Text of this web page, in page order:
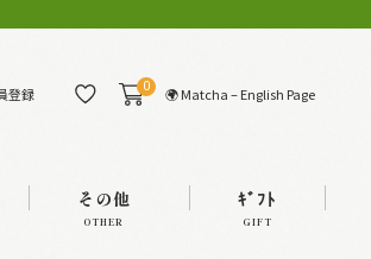
登録 0 🌍 Matcha – English Page
その他
OTHER
ｷﾞﾌﾄ
GIFT